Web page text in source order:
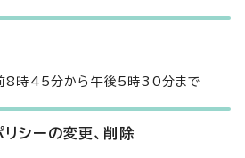
8時45分から午後5時30分まで
リシーの変更、削除